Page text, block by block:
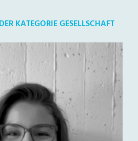
KATEGORIE GESELLSCHAFT